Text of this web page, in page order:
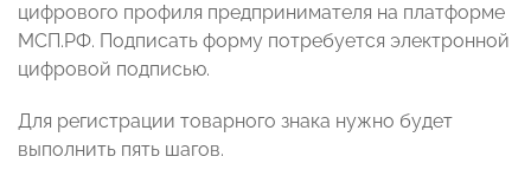
цифрового профиля предпринимателя на платформе
МСП.РФ. Подписать форму потребуется электронной
цифровой подписью.
Для регистрации товарного знака нужно будет
выполнить пять шагов.